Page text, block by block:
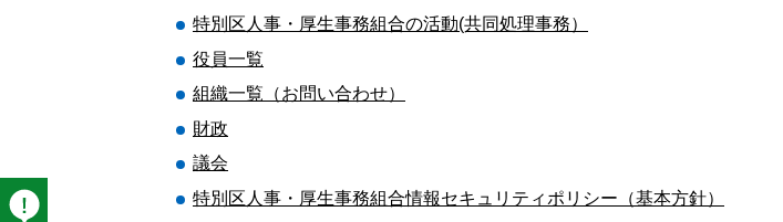
特別区人事・厚生事務組合の活動(共同処理事務）
役員一覧
組織一覧（お問い合わせ）
財政
議会
特別区人事・厚生事務組合情報セキュリティポリシー（基本方針）